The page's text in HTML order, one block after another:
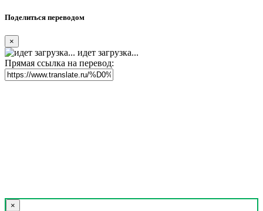
Поделиться переводом
×
идет загрузка...
Прямая ссылка на перевод:
×